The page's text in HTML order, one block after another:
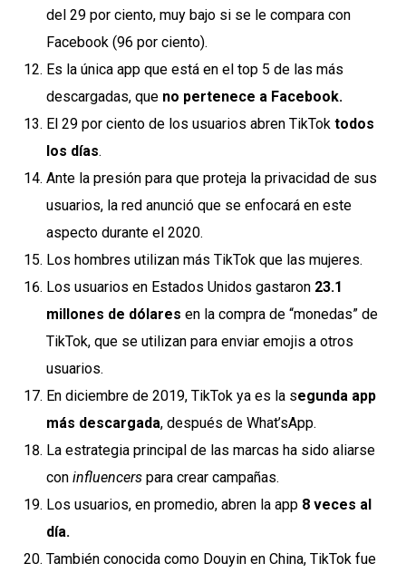
del 29 por ciento, muy bajo si se le compara con
Facebook (96 por ciento).
Es la única app que está en el top 5 de las más
descargadas, que no pertenece a Facebook.
El 29 por ciento de los usuarios abren TikTok todos
los días.
Ante la presión para que proteja la privacidad de sus
usuarios, la red anunció que se enfocará en este
aspecto durante el 2020.
Los hombres utilizan más TikTok que las mujeres.
Los usuarios en Estados Unidos gastaron 23.1
millones de dólares en la compra de “monedas” de
TikTok, que se utilizan para enviar emojis a otros
usuarios.
En diciembre de 2019, TikTok ya es la segunda app
más descargada, después de What’sApp.
La estrategia principal de las marcas ha sido aliarse
con influencers para crear campañas.
Los usuarios, en promedio, abren la app 8 veces al
día.
También conocida como Douyin en China, TikTok fue